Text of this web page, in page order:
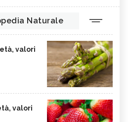
Naturale
valori
valori